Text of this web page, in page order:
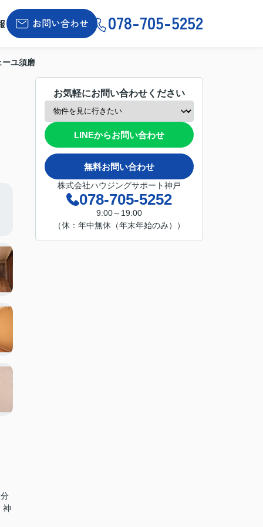
お問い合わせ 078-705-5252
ーユ須磨
神
お気軽にお問い合わせください
LINEからお問い合わせ
無料お問い合わせ
株式会社ハウジングサポート神戸
078-705-5252
9:00～19:00
（休：年中無休（年末年始のみ））